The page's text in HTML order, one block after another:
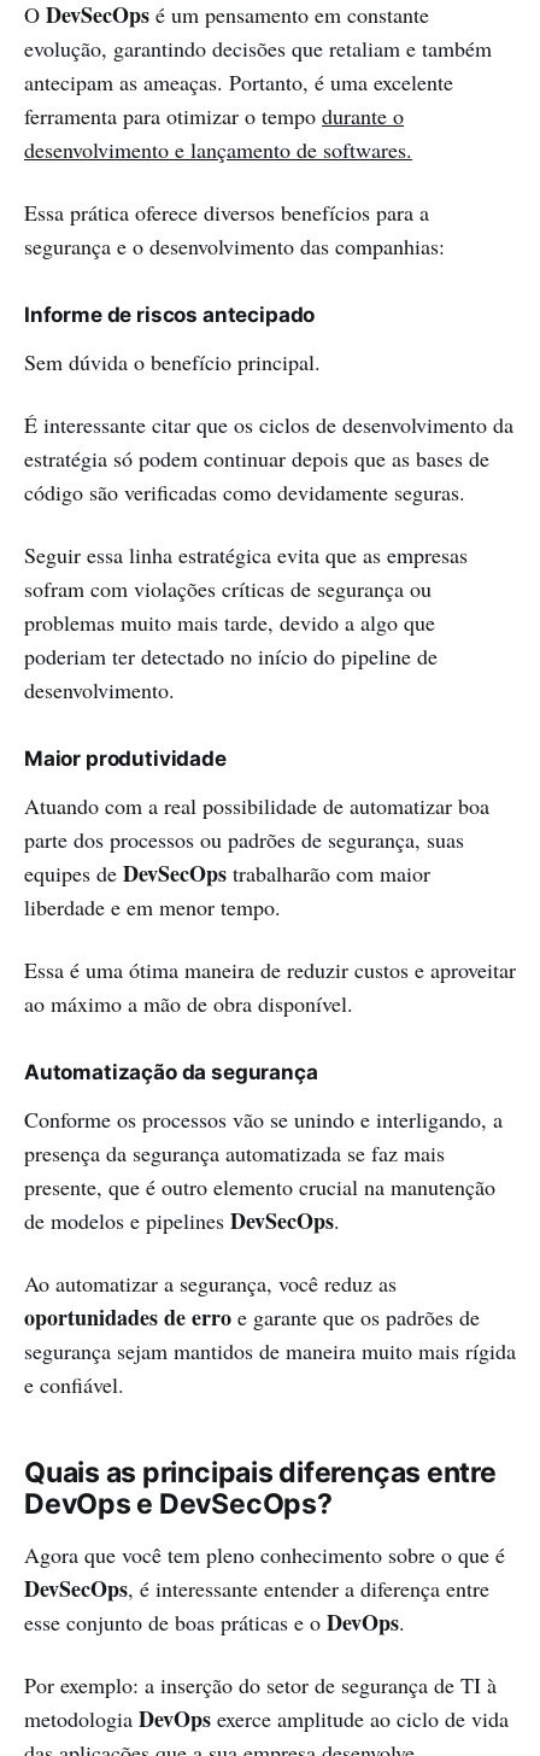
O DevSecOps é um pensamento em constante
evolução, garantindo decisões que retaliam e também
antecipam as ameaças. Portanto, é uma excelente
ferramenta para otimizar o tempo durante o
desenvolvimento e lançamento de softwares.
Essa prática oferece diversos benefícios para a
segurança e o desenvolvimento das companhias:
Informe de riscos antecipado
Sem dúvida o benefício principal.
É interessante citar que os ciclos de desenvolvimento da
estratégia só podem continuar depois que as bases de
código são verificadas como devidamente seguras.
Seguir essa linha estratégica evita que as empresas
sofram com violações críticas de segurança ou
problemas muito mais tarde, devido a algo que
poderiam ter detectado no início do pipeline de
desenvolvimento.
Maior produtividade
Atuando com a real possibilidade de automatizar boa
parte dos processos ou padrões de segurança, suas
equipes de DevSecOps trabalharão com maior
liberdade e em menor tempo.
Essa é uma ótima maneira de reduzir custos e aproveitar
ao máximo a mão de obra disponível.
Automatização da segurança
Conforme os processos vão se unindo e interligando, a
presença da segurança automatizada se faz mais
presente, que é outro elemento crucial na manutenção
de modelos e pipelines DevSecOps.
Ao automatizar a segurança, você reduz as
oportunidades de erro e garante que os padrões de
segurança sejam mantidos de maneira muito mais rígida
e confiável.
Quais as principais diferenças entre
DevOps e DevSecOps?
Agora que você tem pleno conhecimento sobre o que é
DevSecOps, é interessante entender a diferença entre
esse conjunto de boas práticas e o DevOps.
Por exemplo: a inserção do setor de segurança de TI à
metodologia DevOps exerce amplitude ao ciclo de vida